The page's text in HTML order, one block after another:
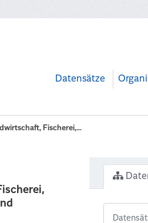
Datensätze
Fischerei,...